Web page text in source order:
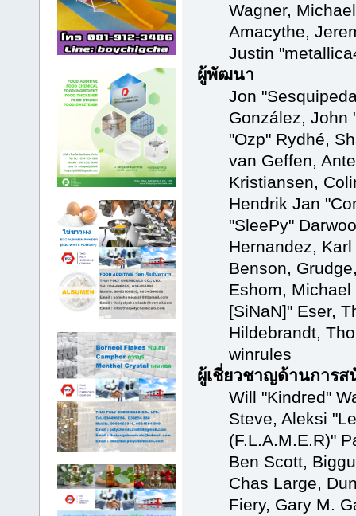
Wagner,
Amacythe,
Justin
ผู้พัฒนา
Jon
González, John
"Ozp" Rydhé,
van Geffen,
Kristiansen,
Hendrik Jan
"SleePy"
Hernandez,
Benson,
Eshom,
[SiNaN]" Eser,
Hildebrandt,
winrules
ผู้เชี่ยวชาญด้านการ
Will "Kindred"
Steve, Aleksi
(F.L.A.M.E.R)"
Ben Scott,
Chas Large,
Fiery, Gary M.